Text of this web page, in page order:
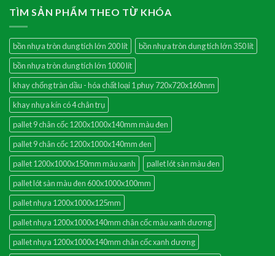
TÌM SẢN PHẨM THEO TỪ KHÓA
bồn nhựa tròn dung tích lớn 200 lít
bồn nhựa tròn dung tích lớn 350 lít
bồn nhựa tròn dung tích lớn 1000 lít
khay chống tràn dầu - hóa chất loại 1 phuy 720x720x160mm
khay nhựa kín có 4 chân trụ
pallet 9 chân cốc 1200x1000x140mm màu đen
pallet 9 chân cốc 1200x1000x140mm đen
pallet 1200x1000x150mm màu xanh
pallet lót sàn màu đen
pallet lót sàn màu đen 600x1000x100mm
pallet nhựa 1200x1000x125mm
pallet nhựa 1200x1000x140mm chân cốc màu xanh dương
pallet nhựa 1200x1000x140mm chân cốc xanh dương